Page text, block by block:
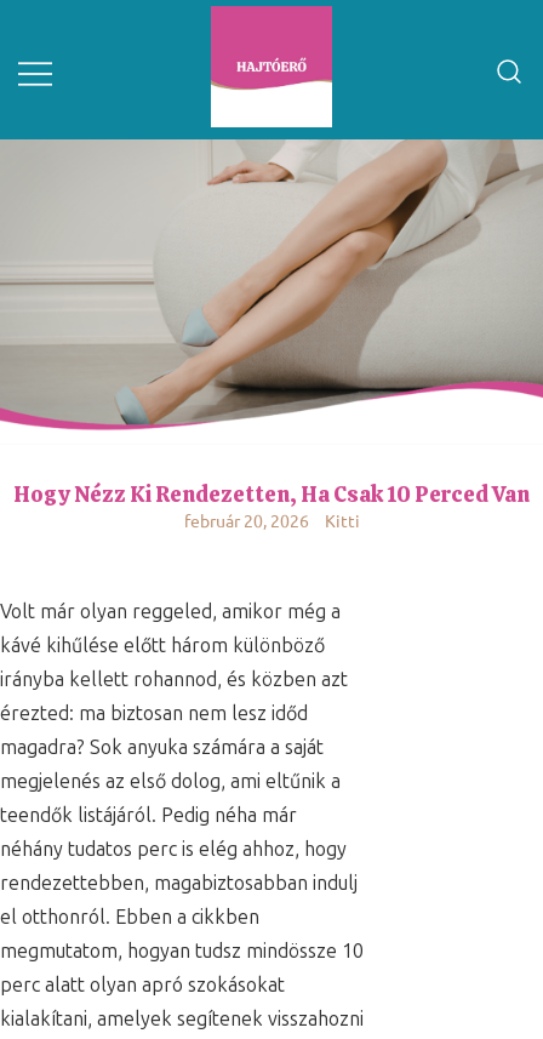
Hogy Nézz Ki Rendezetten, Ha Csak 10 Perced Van
február 20, 2026 Kitti
Volt már olyan reggeled, amikor még a
kávé kihűlése előtt három különböző
irányba kellett rohannod, és közben azt
érezted: ma biztosan nem lesz időd
magadra? Sok anyuka számára a saját
megjelenés az első dolog, ami eltűnik a
teendők listájáról. Pedig néha már
néhány tudatos perc is elég ahhoz, hogy
rendezettebben, magabiztosabban indulj
el otthonról. Ebben a cikkben
megmutatom, hogyan tudsz mindössze 10
perc alatt olyan apró szokásokat
kialakítani, amelyek segítenek visszahozni